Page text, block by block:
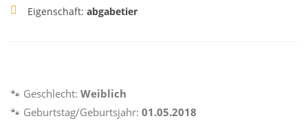
Eigenschaft: abgabetier
🐾 Geschlecht: Weiblich
🐾 Geburtstag/Geburtsjahr: 01.05.2018